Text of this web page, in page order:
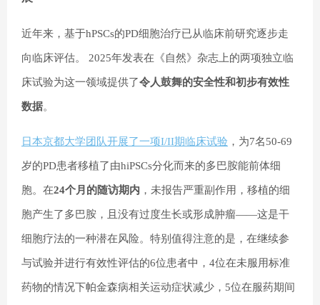
近年来，基于hPSCs的PD细胞治疗已从临床前研究逐步走
向临床评估。 2025年发表在《自然》杂志上的两项独立临
床试验为这一领域提供了令人鼓舞的安全性和初步有效性
数据。
日本京都大学团队开展了一项I/II期临床试验 ，为7名50-69
岁的PD患者移植了由hiPSCs分化而来的多巴胺能前体细
胞。在24个月的随访期内 ，未报告严重副作用，移植的细
胞产生了多巴胺，且没有过度生长或形成肿瘤——这是干
细胞疗法的一种潜在风险。特别值得注意的是，在继续参
与试验并进行有效性评估的6位患者中，4位在未服用标准
药物的情况下帕金森病相关运动症状减少，5位在服药期间